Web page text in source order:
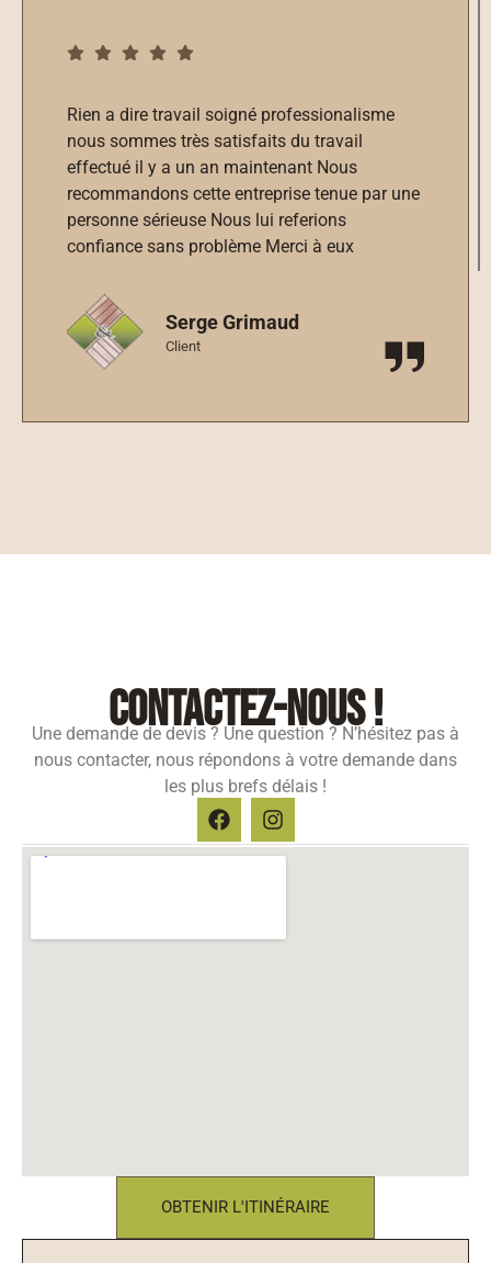
Planning et délais respectés. Travail de très
bonne qualité réalisé par une équipe
professionnelle, réactive et sympathique.
Ravis du résultat final. Nous Recommandons
vivement.
Client
contactez-nous !
Une demande de devis ? Une question ? N’hésitez pas à
nous contacter, nous répondons à votre demande dans
les plus brefs délais !
OBTENIR L'ITINÉRAIRE